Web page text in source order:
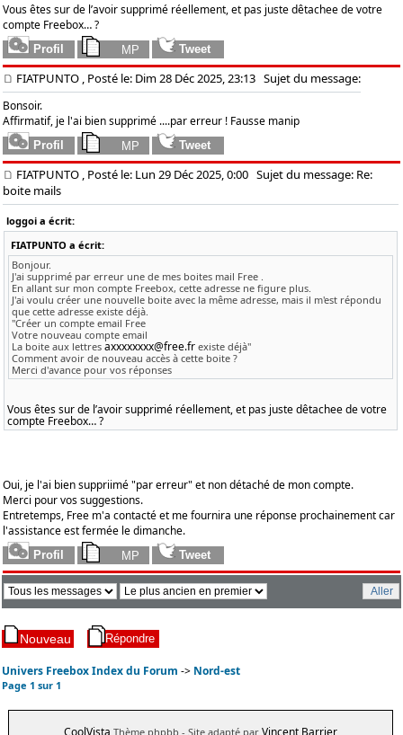
Vous êtes sur de l’avoir supprimé réellement, et pas juste dêtachee de votre
compte Freebox… ?
FIATPUNTO , Posté le: Dim 28 Déc 2025, 23:13 Sujet du message:
Bonsoir.
Affirmatif, je l'ai bien supprimé ....par erreur ! Fausse manip
FIATPUNTO , Posté le: Lun 29 Déc 2025, 0:00 Sujet du message: Re:
boite mails
loggoi a écrit:
FIATPUNTO a écrit:
Bonjour.
J'ai supprimé par erreur une de mes boites mail Free .
En allant sur mon compte Freebox, cette adresse ne figure plus.
J'ai voulu créer une nouvelle boite avec la même adresse, mais il m'est répondu
que cette adresse existe déjà.
"Créer un compte email Free
Votre nouveau compte email
La boite aux lettres axxxxxxxx@free.fr existe déjà"
Comment avoir de nouveau accès à cette boite ?
Merci d'avance pour vos réponses
Vous êtes sur de l’avoir supprimé réellement, et pas juste dêtachee de votre
compte Freebox… ?
Oui, je l'ai bien suppriimé "par erreur" et non détaché de mon compte.
Merci pour vos suggestions.
Entretemps, Free m'a contacté et me fournira une réponse prochainement car
l'assistance est fermée le dimanche.
Univers Freebox Index du Forum -> Nord-est
Page1 sur1
Thème phpbb - Site adapté par